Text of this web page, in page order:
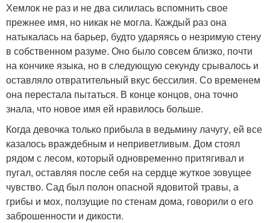
Хемлок не раз и не два силилась вспомнить свое
прежнее имя, но никак не могла. Каждый раз она
натыкалась на барьер, будто ударяясь о незримую стену
в собственном разуме. Оно было совсем близко, почти
на кончике языка, но в следующую секунду срывалось и
оставляло отвратительный вкус бессилия. Со временем
она перестала пытаться. В конце концов, она точно
знала, что новое имя ей нравилось больше.
Когда девочка только прибыла в ведьмину лачугу, ей все
казалось враждебным и неприветливым. Дом стоял
рядом с лесом, который одновременно притягивал и
пугал, оставляя после себя на сердце жуткое зовущее
чувство. Сад был полон опасной ядовитой травы, а
грибы и мох, ползущие по стенам дома, говорили о его
заброшенности и дикости.